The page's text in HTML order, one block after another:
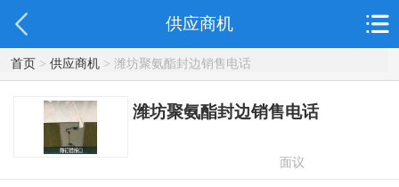
供应商机
首页> 供应商机> 潍坊聚氨酯封边销售电话
潍坊聚氨酯封边销售电话
面议